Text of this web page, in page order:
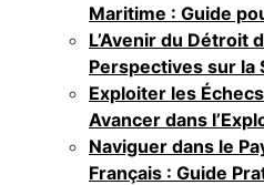
Maritime : Guide
L’Avenir du Détroit
Perspectives sur la
Exploiter les
Avancer dans
Naviguer dans le
Français : Guide